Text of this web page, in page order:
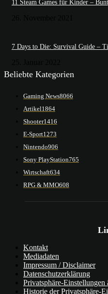
11 Steam Games für Kinder –
7 Days to Die: Survival Guide –
Beliebte Kategorien
Gaming News8066
Artikel1864
Shooter1416
E-Sport1273
Nintendo906
Sony PlayStation765
Wirtschaft634
RPG & MMO608
Kontakt
Mediadaten
Impressum / Disclaimer
Datenschutzerklärung
Privatsphäre-Einstellungen
Historie der Privatsphäre-